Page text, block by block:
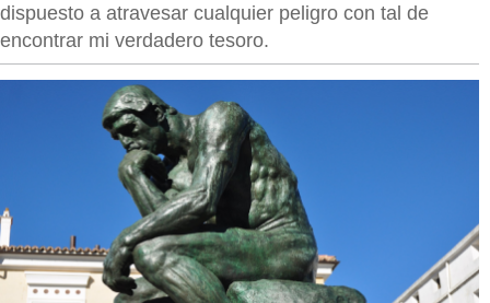
dispuesto a atravesar cualquier peligro con tal de
encontrar mi verdadero tesoro.